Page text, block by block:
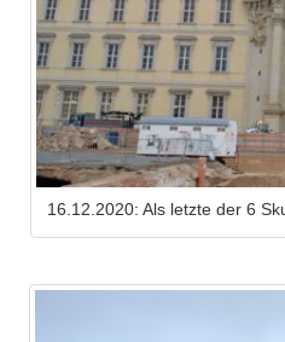
16.12.2020: Als letzte der 6